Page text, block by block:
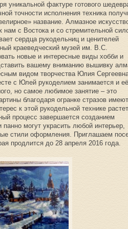
уникальной фактуре готового
точности исполнения техника
название. Алмазное
нам с Востока и со стремительной
сердца рукодельниц и ценителей
краеведческий музей им. В.С.
новые и интересные виды хобби и
вашему вниманию вышивку
видом творчества Юлия
с Юлей рукоделием занимается и
но самое любимое занятие – это
благодаря огранке стразов
к этой рукодельной технике
процесс завершается созданием
могут украсить любой интерьер,
стили оформления. Приглашаем
продлится до 28 апреля 2016 года.